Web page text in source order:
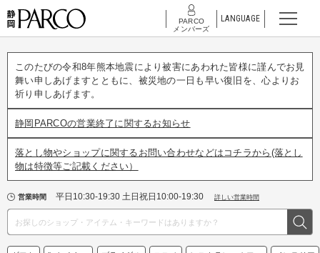
PARCO
メンバーズ
LANGUAGE
このたびの令和8年熊本地震により被害にあわれた皆様に謹んでお見
舞い申しあげますとともに、被災地の一日も早い復旧を、心よりお
祈り申しあげます。
静岡PARCOの営業終了に関するお知らせ
落とし物やショップに関するお問い合わせなどはコチラから(落とし
物は特徴等ご記載ください）
営業時間 平日10:30-19:30 土日祝日10:00-19:30 詳しい営業時間